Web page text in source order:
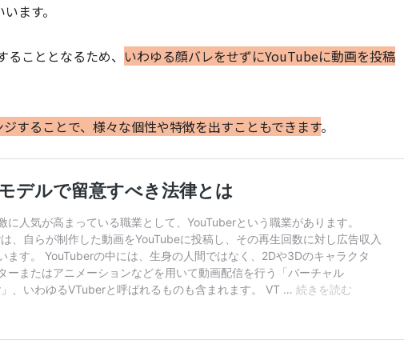
ます。
こととなるため、 いわゆる顔バレをせずにYouTubeに動画を投稿
することで、様々な個性や特徴を出すこともできます。